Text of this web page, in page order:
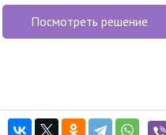
Посмотреть решение